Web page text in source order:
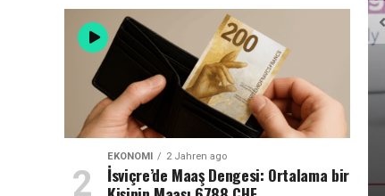
EKONOMI 2 Jahren ago
İsviçre’de Maaş Dengesi: Ortalama bir